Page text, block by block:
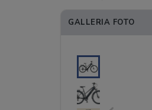
GALLERIA FOTO